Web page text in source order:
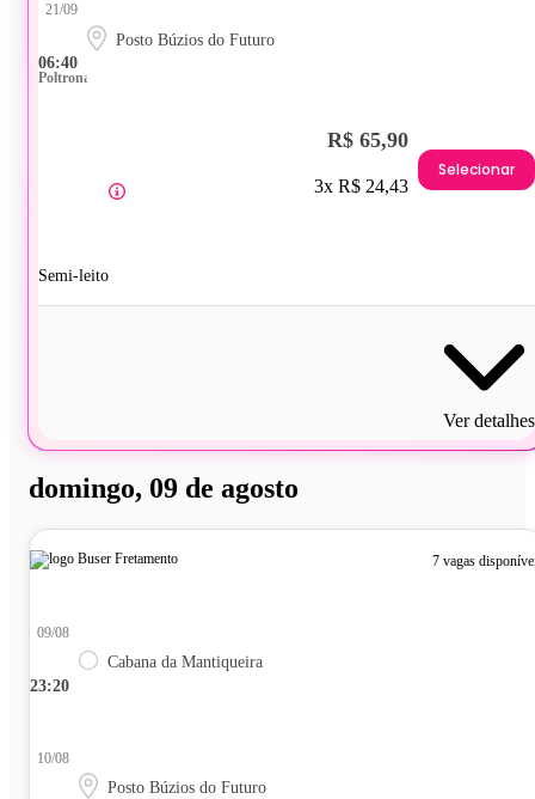
06:40
21/09
Posto Búzios do Futuro
Poltrona
Semi-leito
R$ 65,90
3x R$ 24,43
Selecionar
Ver detalhes
domingo, 09 de agosto
7 vagas
23:20
09/08
Cabana da Mantiqueira
10/08
Posto Búzios do Futuro